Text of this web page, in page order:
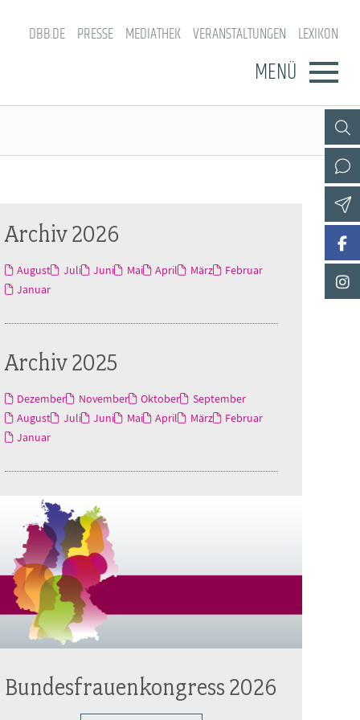
DBB.DE PRESSE MEDIATHEK VERANSTALTUNGEN LEXIKON
MENÜ
Archiv 2026
August Juli Juni Mai April März
Februar
Januar
Archiv 2025
Dezember November Oktober
September
August
Juli Juni Mai April März
Februar
Januar
Bundesfrauenkongress 2026